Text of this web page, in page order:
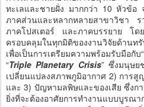
ทะเลและชายฝั่ง มากกว่า 10 หัวข้อ
ภาคส่วนและหลากหลายสาขาวิชา ร
ภาคโปสเตอร์ และภาคบรรยาย โ
ครอบคลุมในทุกมิติของงานวิจัยด้านท
เพื่อเป็นการเตรียมความพร้อมรับมือกั
“Triple Planetary Crisis” ซึ่งมนุษย
เปลี่ยนแปลงสภาพภูมิอากาศ 2) การ
และ 3) ปัญหามลพิษและของเสีย ซึ่งก
ยิ่งที่จะต้องอาศัยการทำงานแบบบูร